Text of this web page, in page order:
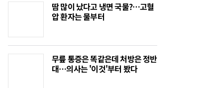
땀 많이 났다고 냉면 국물?…고혈
압 환자는 물부터
무릎 통증은 똑같은데 처방은 정반
대…의사는 '이것'부터 봤다